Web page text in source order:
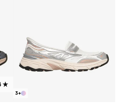
+
3